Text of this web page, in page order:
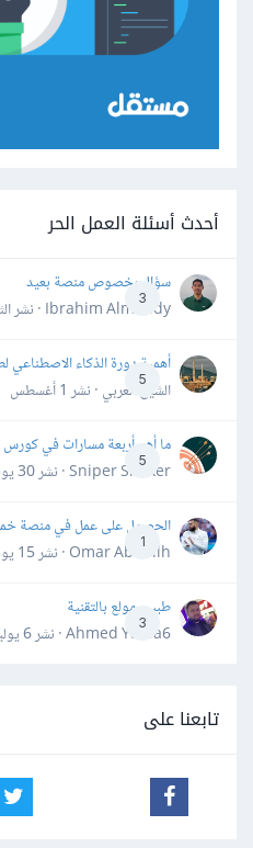
أحدث أسئلة العمل الحر
3
سؤال بخصوص منصة بعيد
Ibrahim Almahdy · نشر
5
أهمية دورة الذكاء
الشيخ العربي · نشر 1 أغسطس
5
ما أهم أربعة مسارات في كورس
Sniper Shaker · نشر
30 يوليو
1
الحصول على عمل في منصة
Omar Abdallh · نشر
15 يوليو
3
طبيب مولع بالتقنية
Ahmed Yahia6 · نشر
6 يوليو
تابعنا على